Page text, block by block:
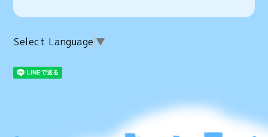
Select Language ▼